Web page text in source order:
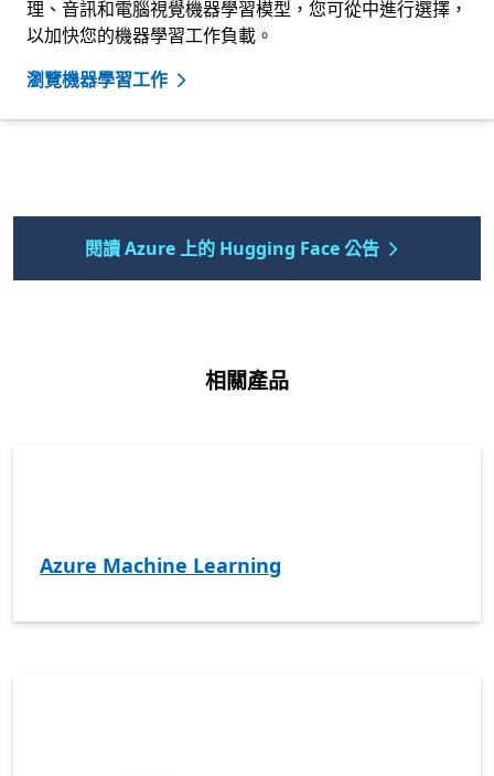
理、音訊和電腦視覺機器學習模型，您可從中進行選擇，
以加快您的機器學習工作負載。
瀏覽機器學習工作
閱讀 Azure 上的 Hugging Face 公告
相關產品
Azure Machine Learning